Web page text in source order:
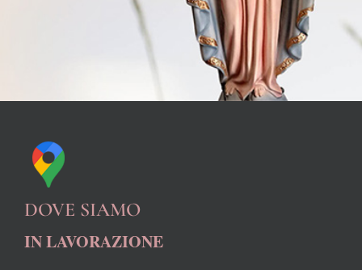
DOVE SIAMO
IN LAVORAZIONE